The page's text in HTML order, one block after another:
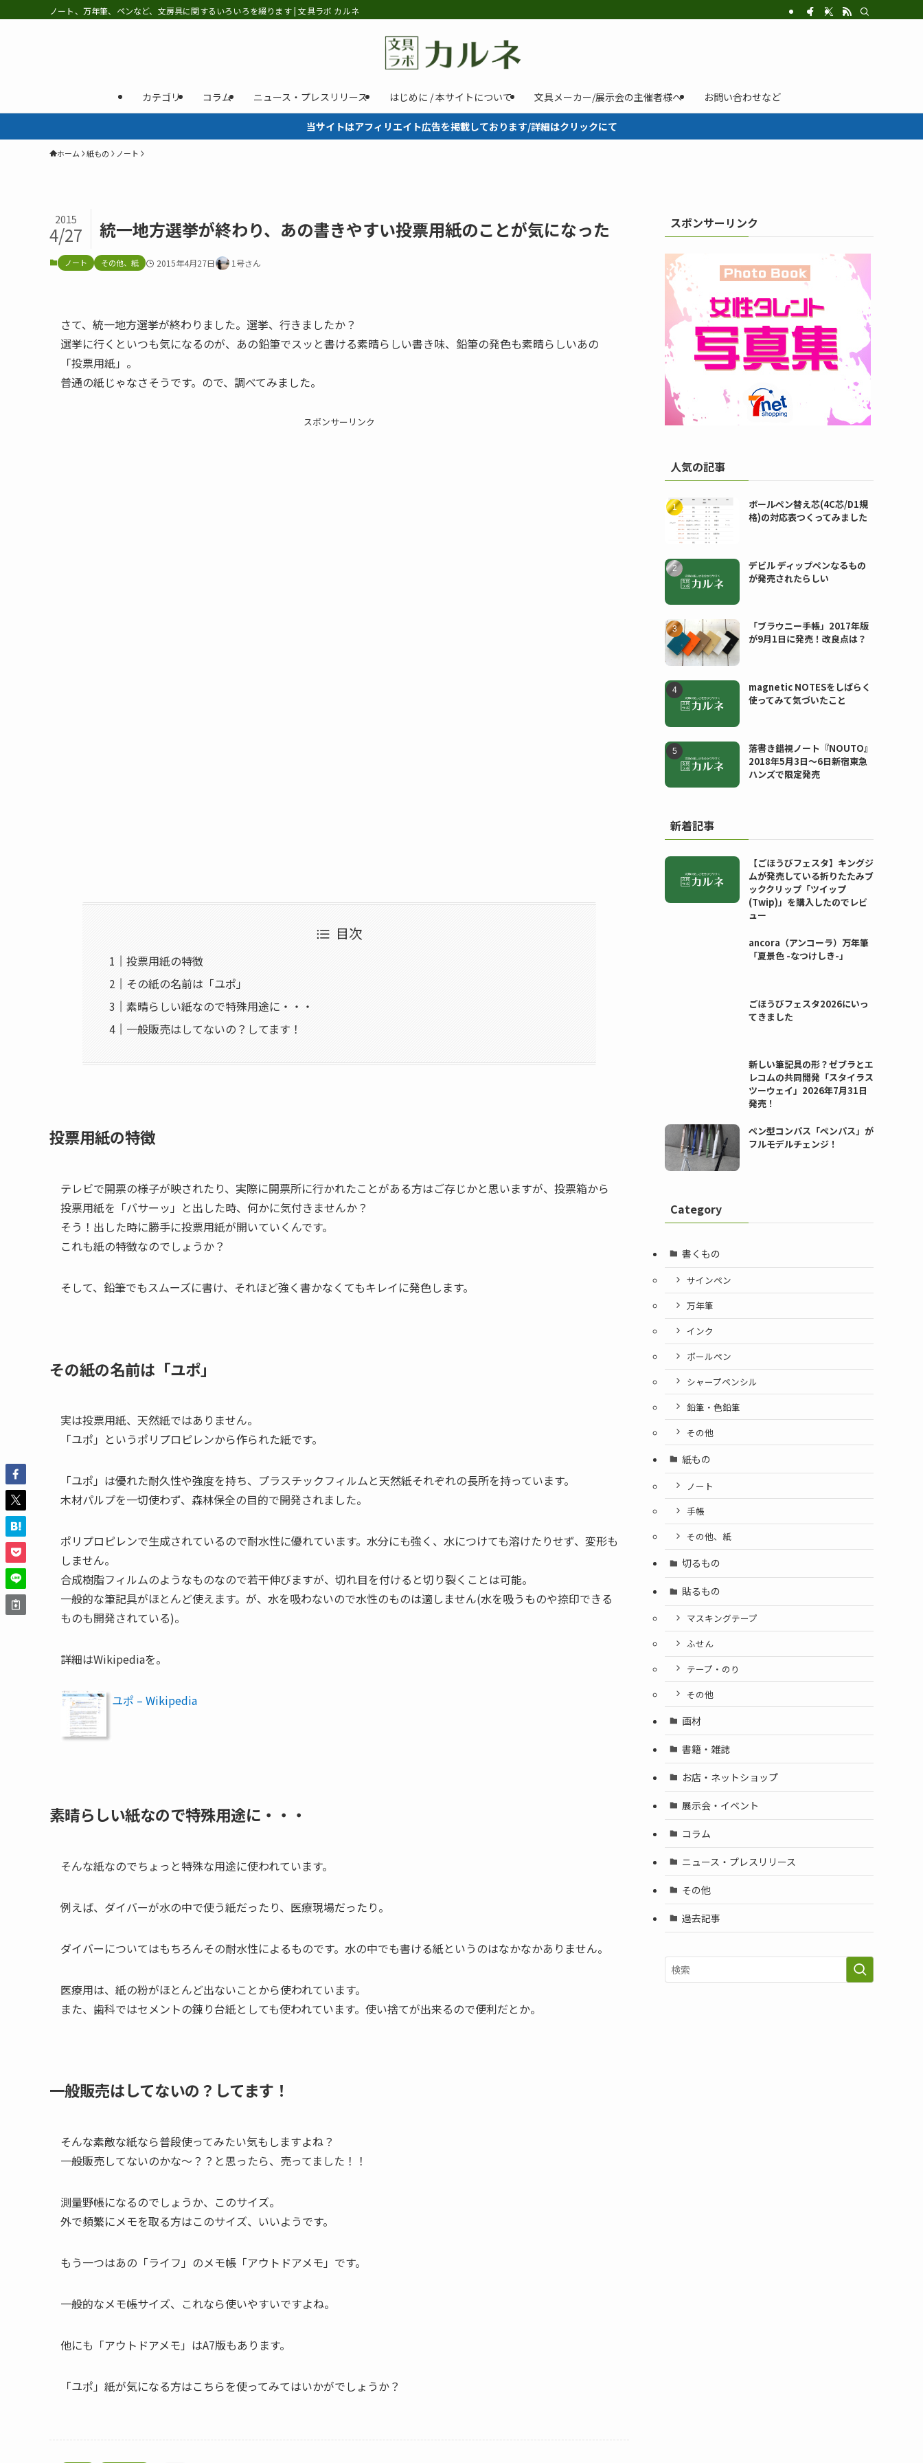
ノート、万年筆、ペンなど、文房具に関するいろいろを綴ります | 文具ラボ カルネ
カテゴリ コラム ニュース・プレスリリース はじめに / 本サイトについて 文具メーカー/展示会の主催者様へ お問い合わせなど
当サイトはアフィリエイト広告を掲載しております/詳細はクリックにて
ホーム 紙もの ノート
統一地方選挙が終わり、あの書きやすい投票用紙のことが気になった
2015
4/27
ノート その他、紙 2015年4月27日 1号さん
さて、統一地方選挙が終わりました。選挙、行きましたか？
選挙に行くといつも気になるのが、あの鉛筆でスッと書ける素晴らしい書き味、鉛筆の発色も素晴らしいあの
「投票用紙」。
普通の紙じゃなさそうです。ので、調べてみました。
スポンサーリンク
目次
投票用紙の特徴
その紙の名前は「ユポ」
素晴らしい紙なので特殊用途に・・・
一般販売はしてないの？してます！
投票用紙の特徴
テレビで開票の様子が映されたり、実際に開票所に行かれたことがある方はご存じかと思いますが、投票箱から
投票用紙を「バサーッ」と出した時、何かに気付きませんか？
そう！出した時に勝手に投票用紙が開いていくんです。
これも紙の特徴なのでしょうか？
そして、鉛筆でもスムーズに書け、それほど強く書かなくてもキレイに発色します。
その紙の名前は「ユポ」
実は投票用紙、天然紙ではありません。
「ユポ」というポリプロピレンから作られた紙です。
「ユポ」は優れた耐久性や強度を持ち、プラスチックフィルムと天然紙それぞれの長所を持っています。
木材パルプを一切使わず、森林保全の目的で開発されました。
ポリプロピレンで生成されているので耐水性に優れています。水分にも強く、水につけても溶けたりせず、変形も
しません。
合成樹脂フィルムのようなものなので若干伸びますが、切れ目を付けると切り裂くことは可能。
一般的な筆記具がほとんど使えます。が、水を吸わないので水性のものは適しません(水を吸うものや捺印できる
ものも開発されている)。
詳細はWikipediaを。
ユポ – Wikipedia
素晴らしい紙なので特殊用途に・・・
そんな紙なのでちょっと特殊な用途に使われています。
例えば、ダイバーが水の中で使う紙だったり、医療現場だったり。
ダイバーについてはもちろんその耐水性によるものです。水の中でも書ける紙というのはなかなかありません。
医療用は、紙の粉がほとんど出ないことから使われています。
また、歯科ではセメントの錬り台紙としても使われています。使い捨てが出来るので便利だとか。
一般販売はしてないの？してます！
そんな素敵な紙なら普段使ってみたい気もしますよね？
一般販売してないのかな〜？？と思ったら、売ってました！！
測量野帳になるのでしょうか、このサイズ。
外で頻繁にメモを取る方はこのサイズ、いいようです。
もう一つはあの「ライフ」のメモ帳「アウトドアメモ」です。
一般的なメモ帳サイズ、これなら使いやすいですよね。
他にも「アウトドアメモ」はA7版もあります。
「ユポ」紙が気になる方はこちらを使ってみてはいかがでしょうか？
スポンサーリンク
人気の記事
ボールペン替え芯(4C芯/D1規
格)の対応表つくってみました
デビル ディップペンなるもの
が発売されたらしい
「ブラウニー手帳」2017年版
が9月1日に発売！改良点は？
magnetic NOTESをしばらく
使ってみて気づいたこと
落書き錯視ノート『NOUTO』
2018年5月3日〜6日新宿東急
ハンズで限定発売
新着記事
【ごほうびフェスタ】キングジ
ムが発売している折りたたみブ
ッククリップ「ツイップ
(Twip)」を購入したのでレビ
ュー
ancora（アンコーラ）万年筆
「夏景色 -なつけしき-」
ごほうびフェスタ2026にいっ
てきました
新しい筆記具の形？ゼブラとエ
レコムの共同開発「スタイラス
ツーウェイ」2026年7月31日
発売！
ペン型コンパス「ペンパス」が
フルモデルチェンジ！
Category
書くもの
サインペン
万年筆
インク
ボールペン
シャープペンシル
鉛筆・色鉛筆
その他
紙もの
ノート
手帳
その他、紙
切るもの
貼るもの
マスキングテープ
ふせん
テープ・のり
その他
画材
書籍・雑誌
お店・ネットショップ
展示会・イベント
コラム
ニュース・プレスリリース
その他
過去記事